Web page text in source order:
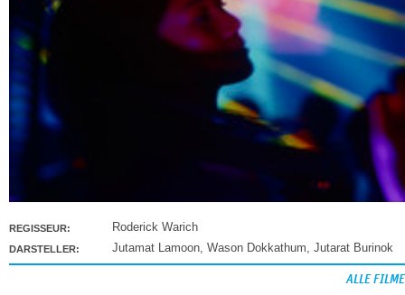
REGISSEUR: Roderick Warich
DARSTELLER: Jutamat Lamoon, Wason Dokkathum, Jutarat Burinok
ALLE FILME